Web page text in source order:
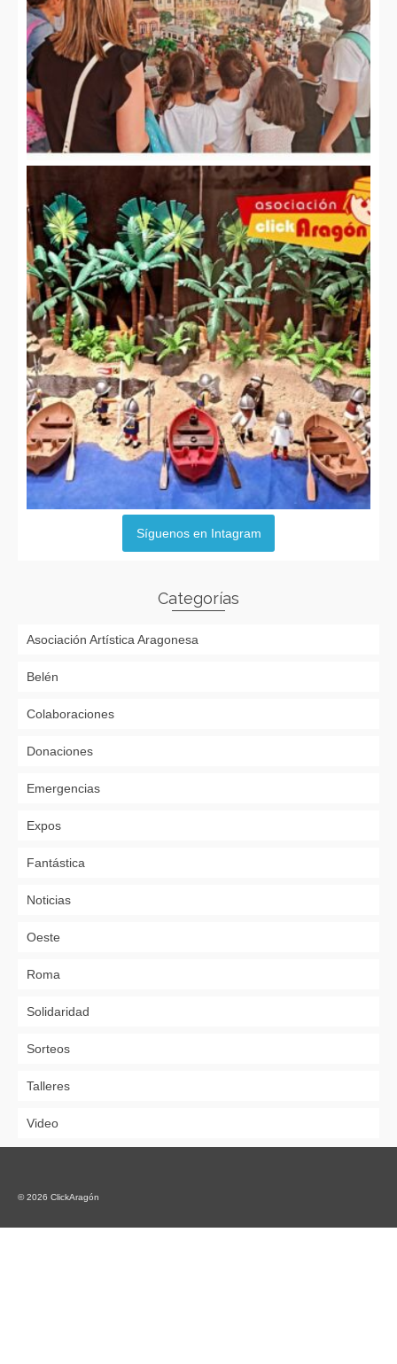
Síguenos en Intagram
Categorías
Asociación Artística Aragonesa
Belén
Colaboraciones
Donaciones
Emergencias
Expos
Fantástica
Noticias
Oeste
Roma
Solidaridad
Sorteos
Talleres
Video
© 2026 ClickAragón